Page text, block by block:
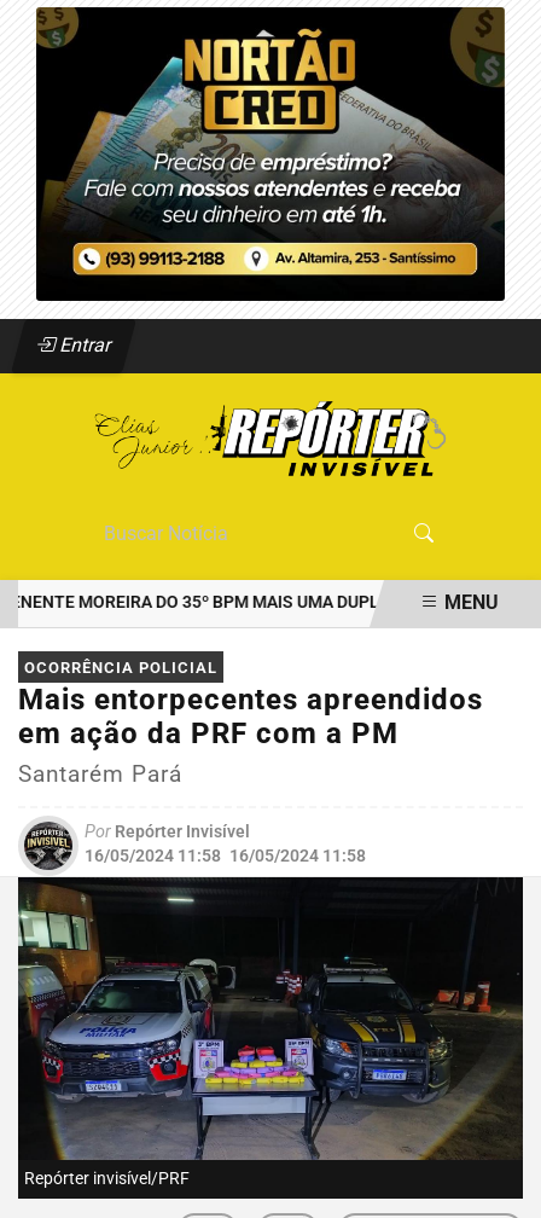
Entrar
MOREIRA DO 35º BPM MAIS UMA DUPLA PRESA POR TRÁFICO
EM ALTA
MENU
OCORRÊNCIA POLICIAL
Mais entorpecentes apreendidos
em ação da PRF com a PM
Santarém Pará
Por Repórter Invisível
16/05/2024 11:58 16/05/2024 11:58
Repórter invisível/PRF